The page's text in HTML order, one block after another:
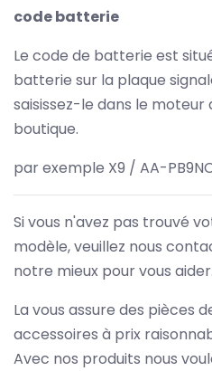
code batterie
Le code de batterie est
batterie sur la plaque
saisissez-le dans le
boutique.
par exemple X9 / AA-
Si vous n'avez pas trouvé
modèle, veuillez nous
notre mieux pour vous aider.
La vous assure des pièces
accessoires à prix
Avec nos produits nous